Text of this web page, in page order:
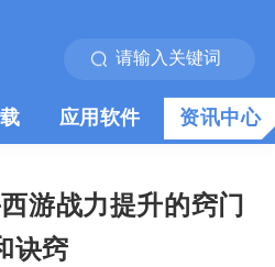
应用软件 资讯中心
游战力提升的窍门
诀窍